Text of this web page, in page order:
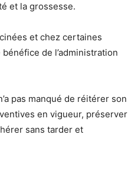
et la grossesse.
et chez certaines
de l’administration
pas manqué de réitérer son
en vigueur, préserver
sans tarder et